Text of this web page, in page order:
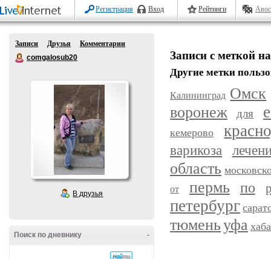
Регистрация Вход Рейтинги
Записи Друзья
Комментарии
comgalosub20
В друзья
-
Поиск по дневнику
Записи с меткой
Другие метки
Калининград Омск
воронеж для
кемерово
варикоза
область
от пермь по
петербург
тюменьуфа